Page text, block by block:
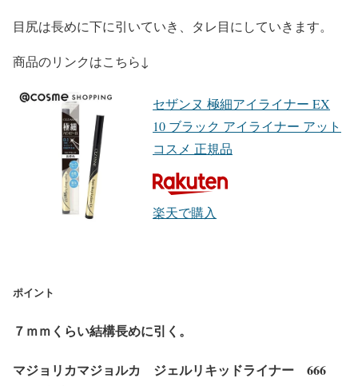
目尻は長めに下に引いていき、タレ目にしていきます。
商品のリンクはこちら↓
セザンヌ 極細アイライナー EX
10 ブラック アイライナー アット
コスメ 正規品
楽天で購入
ポイント
７ｍｍくらい結構長めに引く。
マジョリカマジョルカ ジェルリキッドライナー 666